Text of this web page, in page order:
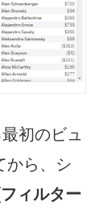
初のビュ
から、シ
ィルター